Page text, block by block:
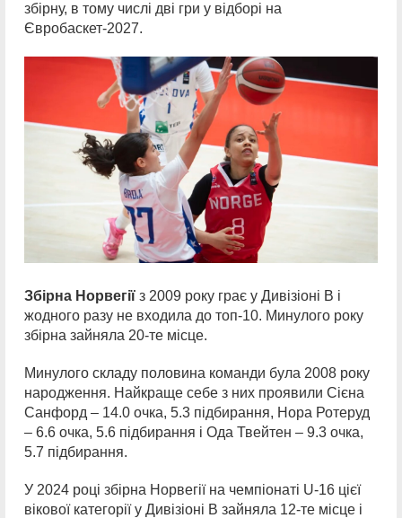
збірну, в тому числі дві гри у відборі на
Євробаскет-2027.
Збірна Норвегії з 2009 року грає у Дивізіоні В і
жодного разу не входила до топ-10. Минулого року
збірна зайняла 20-те місце.
Минулого складу половина команди була 2008 року
народження. Найкраще себе з них проявили Сієна
Санфорд – 14.0 очка, 5.3 підбирання, Нора Ротеруд
– 6.6 очка, 5.6 підбирання і Ода Твейтен – 9.3 очка,
5.7 підбирання.
У 2024 році збірна Норвегії на чемпіонаті U-16 цієї
вікової категорії у Дивізіоні В зайняла 12-те місце і